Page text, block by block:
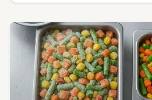
গণিত, এবং একটি ৯০-দিনের পাইলট পরিকল্পনা